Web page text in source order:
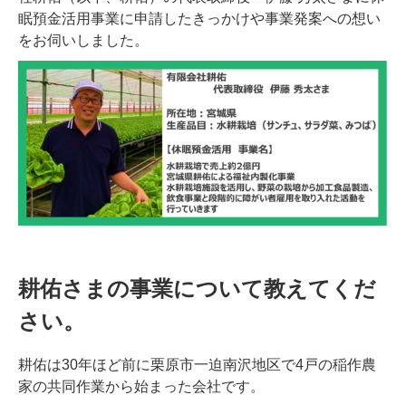
眠預金活用事業に申請したきっかけや事業発案への想い
をお伺いしました。
耕佑さまの事業について教えてくだ
さい。
耕佑は30年ほど前に栗原市一迫南沢地区で4戸の稲作農
家の共同作業から始まった会社です。